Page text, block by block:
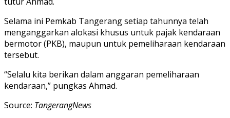
Selama ini Pemkab Tangerang setiap tahunnya telah
menganggarkan alokasi khusus untuk pajak kendaraan
bermotor (PKB), maupun untuk pemeliharaan kendaraan
tersebut.
“Selalu kita berikan dalam anggaran pemeliharaan
kendaraan,” pungkas Ahmad.
Source: TangerangNews